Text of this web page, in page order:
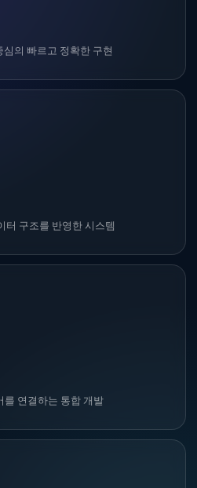
의 빠르고 정확한 구현
터 구조를 반영한 시스템
를 연결하는 통합 개발